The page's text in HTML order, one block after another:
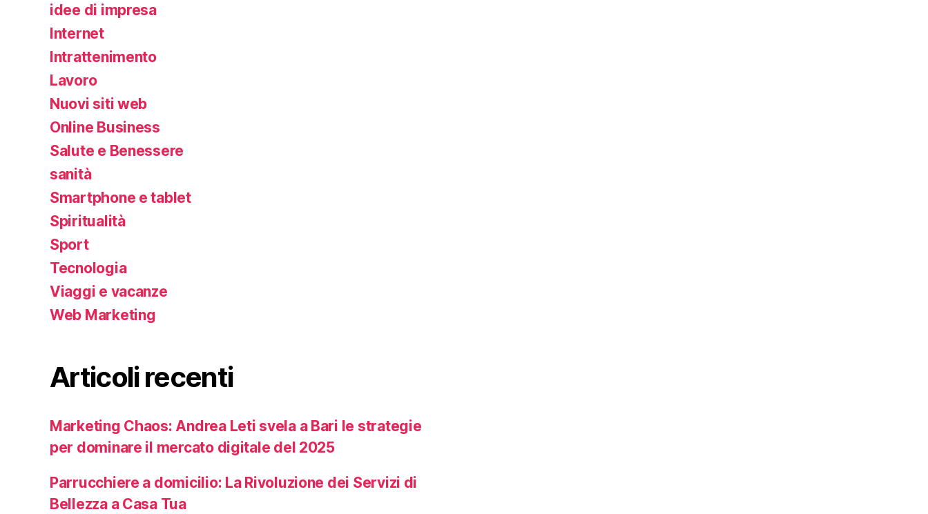
idee di impresa
Internet
Intrattenimento
Lavoro
Nuovi siti web
Online Business
Salute e Benessere
sanità
Smartphone e tablet
Spiritualità
Sport
Tecnologia
Viaggi e vacanze
Web Marketing
Articoli recenti
Marketing Chaos: Andrea Leti svela a Bari le strategie
per dominare il mercato digitale del 2025
Parrucchiere a domicilio: La Rivoluzione dei Servizi di
Bellezza a Casa Tua